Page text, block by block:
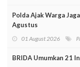
Polda Ajak Warga
Agustus
01 August 2026
BRIDA Umumkan 21